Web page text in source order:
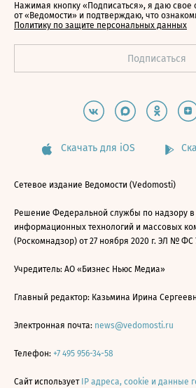
Нажимая кнопку «Подписаться», я даю свое
от «Ведомости» и подтверждаю, что
Политику по защите персональных данных
Скачать для iOS
Сетевое издание Ведомости (Vedomosti)
Решение Федеральной службы по надзору
информационных технологий и массовых
(Роскомнадзор) от 27 ноября 2020 г. ЭЛ № ФС
Учредитель: АО «Бизнес Ньюс Медиа»
Главный редактор: Казьмина Ирина
Электронная почта: news@vedomosti.ru
Телефон: +7 495 956-34-58
Сайт использует IP адреса, cookie и данные